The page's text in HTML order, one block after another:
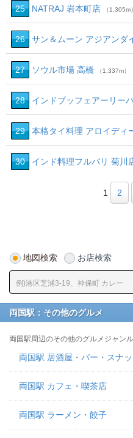
25 NATRAJ 岩本町店 （1,305m）
26 サン＆ムーン アジアンダ
27 ソウル市場 高橋 （1,337m）
28 インドブッフェアーリー
29 本格タイ料理 アロイディ
30 インド料理フルバリ 菊川
1 2
地図検索 お店検索
両国駅：その他のグルメ
両国駅周辺のその他のグルメジャン
両国駅 居酒屋・バー・スナッ
両国駅 カフェ・喫茶店
両国駅 ラーメン・餃子